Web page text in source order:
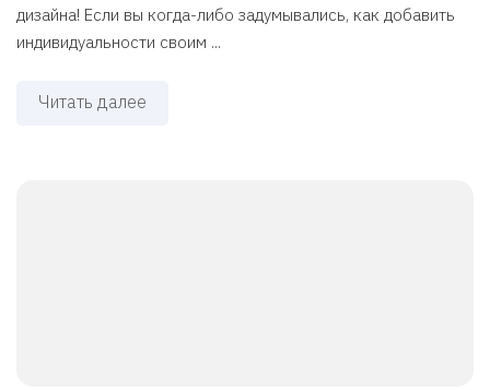
дизайна! Если вы когда-либо задумывались, как добавить
индивидуальности своим ...
Читать далее